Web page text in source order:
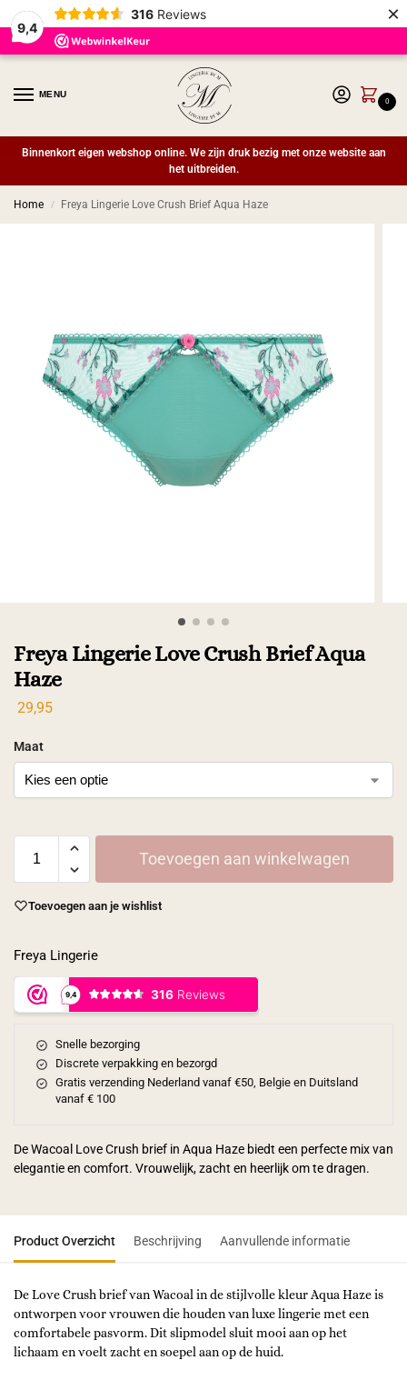
9,4
316 Reviews ×
MENU
0
Binnenkort eigen webshop online. We zijn druk bezig met onze website aan
het uitbreiden.
Home / Freya Lingerie Love Crush Brief Aqua Haze
Freya Lingerie Love Crush Brief Aqua
Haze
29,95
Maat
Toevoegen aan winkelwagen
Toevoegen aan je wishlist
Freya Lingerie
Snelle bezorging
Discrete verpakking en bezorgd
Gratis verzending Nederland vanaf €50, Belgie en Duitsland
vanaf € 100
De Wacoal Love Crush brief in Aqua Haze biedt een perfecte mix van
elegantie en comfort. Vrouwelijk, zacht en heerlijk om te dragen.
Product Overzicht Beschrijving Aanvullende informatie
De Love Crush brief van Wacoal in de stijlvolle kleur Aqua Haze is
ontworpen voor vrouwen die houden van luxe lingerie met een
comfortabele pasvorm. Dit slipmodel sluit mooi aan op het
lichaam en voelt zacht en soepel aan op de huid.